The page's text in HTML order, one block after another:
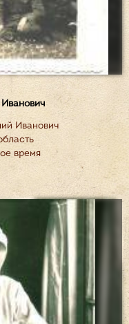
Иванович
время